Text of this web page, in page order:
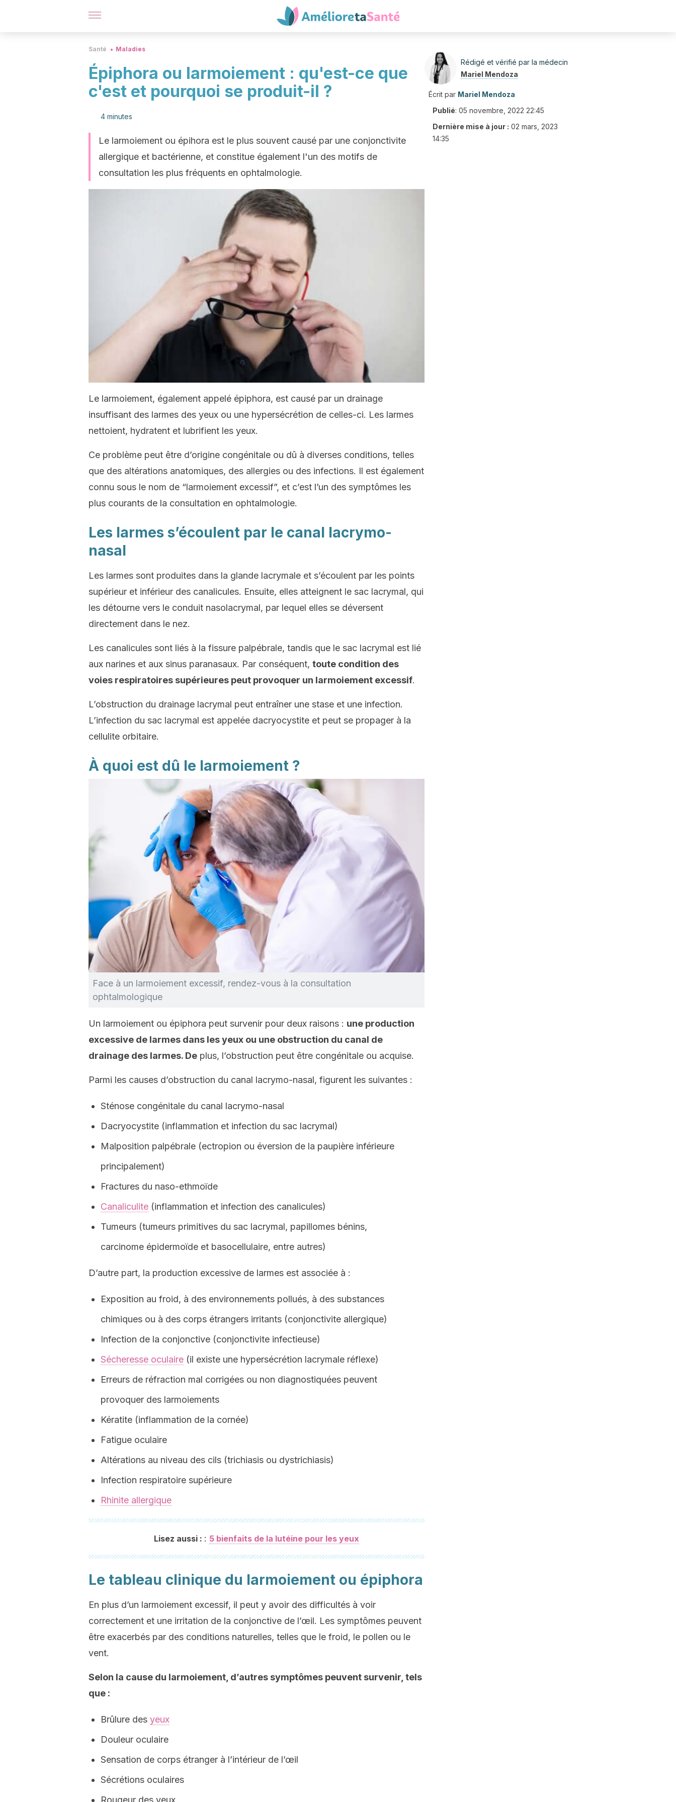
Santé Maladies
Épiphora ou larmoiement : qu'est-ce que
c'est et pourquoi se produit-il ?
4 minutes
Le larmoiement ou épihora est le plus souvent causé par une conjonctivite
allergique et bactérienne, et constitue également l'un des motifs de
consultation les plus fréquents en ophtalmologie.
Le larmoiement, également appelé épiphora, est causé par un drainage
insuffisant des larmes des yeux ou une hypersécrétion de celles-ci. Les larmes
nettoient, hydratent et lubrifient les yeux.
Ce problème peut être d’origine congénitale ou dû à diverses conditions, telles
que des altérations anatomiques, des allergies ou des infections. Il est également
connu sous le nom de “larmoiement excessif”, et c’est l’un des symptômes les
plus courants de la consultation en ophtalmologie.
Les larmes s’écoulent par le canal lacrymo-
nasal
Les larmes sont produites dans la glande lacrymale et s’écoulent par les points
supérieur et inférieur des canalicules. Ensuite, elles atteignent le sac lacrymal, qui
les détourne vers le conduit nasolacrymal, par lequel elles se déversent
directement dans le nez.
Les canalicules sont liés à la fissure palpébrale, tandis que le sac lacrymal est lié
aux narines et aux sinus paranasaux. Par conséquent, toute condition des
voies respiratoires supérieures peut provoquer un larmoiement excessif.
L’obstruction du drainage lacrymal peut entraîner une stase et une infection.
L’infection du sac lacrymal est appelée dacryocystite et peut se propager à la
cellulite orbitaire.
À quoi est dû le larmoiement ?
Face à un larmoiement excessif, rendez-vous à la consultation
ophtalmologique
Un larmoiement ou épiphora peut survenir pour deux raisons : une production
excessive de larmes dans les yeux ou une obstruction du canal de
drainage des larmes. De plus, l’obstruction peut être congénitale ou acquise.
Parmi les causes d’obstruction du canal lacrymo-nasal, figurent les suivantes :
Sténose congénitale du canal lacrymo-nasal
Dacryocystite (inflammation et infection du sac lacrymal)
Malposition palpébrale (ectropion ou éversion de la paupière inférieure
principalement)
Fractures du naso-ethmoïde
Canaliculite (inflammation et infection des canalicules)
Tumeurs (tumeurs primitives du sac lacrymal, papillomes bénins,
carcinome épidermoïde et basocellulaire, entre autres)
D’autre part, la production excessive de larmes est associée à :
Exposition au froid, à des environnements pollués, à des substances
chimiques ou à des corps étrangers irritants (conjonctivite allergique)
Infection de la conjonctive (conjonctivite infectieuse)
Sécheresse oculaire (il existe une hypersécrétion lacrymale réflexe)
Erreurs de réfraction mal corrigées ou non diagnostiquées peuvent
provoquer des larmoiements
Kératite (inflammation de la cornée)
Fatigue oculaire
Altérations au niveau des cils (trichiasis ou dystrichiasis)
Infection respiratoire supérieure
Rhinite allergique
Lisez aussi : : 5 bienfaits de la lutéine pour les yeux
Le tableau clinique du larmoiement ou épiphora
En plus d’un larmoiement excessif, il peut y avoir des difficultés à voir
correctement et une irritation de la conjonctive de l’œil. Les symptômes peuvent
être exacerbés par des conditions naturelles, telles que le froid, le pollen ou le
vent.
Selon la cause du larmoiement, d’autres symptômes peuvent survenir, tels
que :
Brûlure des yeux
Douleur oculaire
Sensation de corps étranger à l’intérieur de l’œil
Sécrétions oculaires
Rougeur des yeux
Rédigé et vérifié par la médecin
Mariel Mendoza
Écrit par Mariel Mendoza
Publié: 05 novembre, 2022 22:45
Dernière mise à jour : 02 mars, 2023
14:35